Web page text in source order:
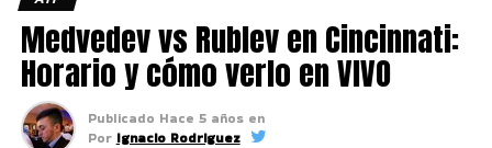
Medvedev vs Rublev en Cincinnati:
Horario y cómo verlo en VIVO
Publicado Hace 5 años en
Por Ignacio Rodriguez